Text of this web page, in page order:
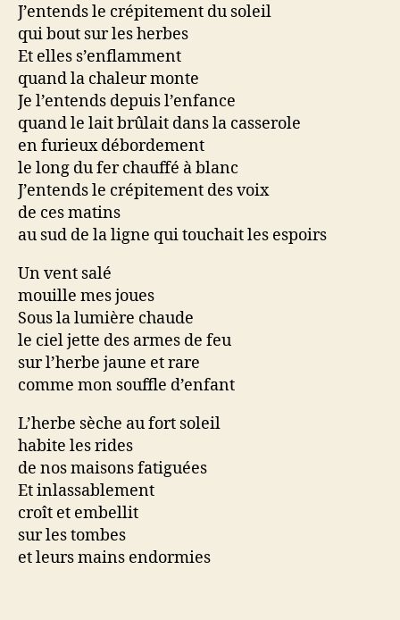
J’entends le crépitement du soleil
qui bout sur les herbes
Et elles s’enflamment
quand la chaleur monte
Je l’entends depuis l’enfance
quand le lait brûlait dans la casserole
en furieux débordement
le long du fer chauffé à blanc
J’entends le crépitement des voix
de ces matins
au sud de la ligne qui touchait les espoirs
Un vent salé
mouille mes joues
Sous la lumière chaude
le ciel jette des armes de feu
sur l’herbe jaune et rare
comme mon souffle d’enfant
L’herbe sèche au fort soleil
habite les rides
de nos maisons fatiguées
Et inlassablement
croît et embellit
sur les tombes
et leurs mains endormies